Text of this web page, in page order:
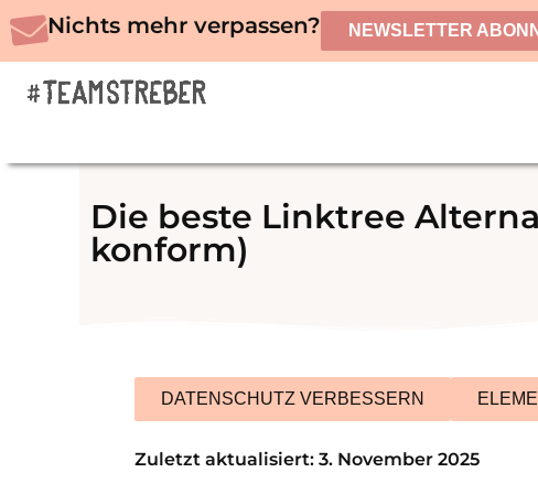
Zum
Inhalt
springen
Nichts mehr verpassen? NEWSLETTER
Die beste Linktree
konform)
DATENSCHUTZ VERBESSERN
Zuletzt aktualisiert: 3. November 2025